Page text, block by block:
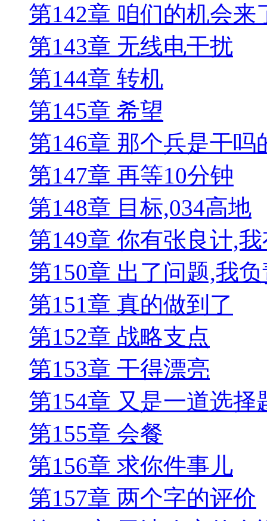
第142章 咱们的机会来
第143章 无线电干扰
第144章 转机
第145章 希望
第146章 那个兵是干吗
第147章 再等10分钟
第148章 目标,034高地
第149章 你有张良计,
第150章 出了问题,我
第151章 真的做到了
第152章 战略支点
第153章 干得漂亮
第154章 又是一道选择
第155章 会餐
第156章 求你件事儿
第157章 两个字的评价